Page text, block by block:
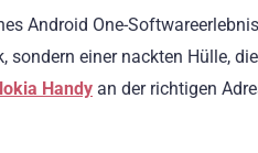
Android One-
sondern einer nackten Hülle,
Handy an der richtigen